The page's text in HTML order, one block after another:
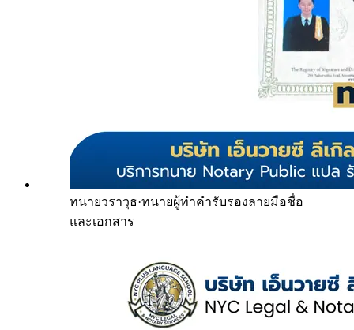
ทนายวราวุธ·ทนายผู้ทำคำรับรองลายมือชื่อ
และเอกสาร